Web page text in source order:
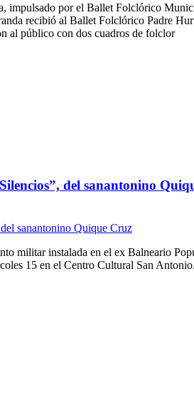
impulsado por el Ballet Folclórico
recibió al Ballet Folclórico Padre
al público con dos cuadros de folclor
del sanantonino
militar instalada en el ex Balneario
15 en el Centro Cultural San Antonio.